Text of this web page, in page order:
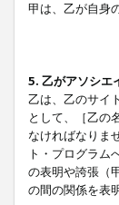
甲は、乙が自身
5. 乙がアソシエ
乙は、乙のサイ
として、［乙の
なければなりま
ト・プログラム
の表明や誇張（
の間の関係を表